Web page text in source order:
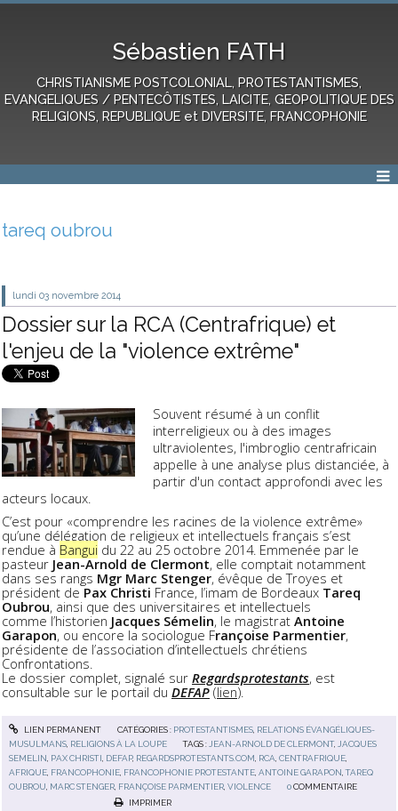
Sébastien FATH
CHRISTIANISME POSTCOLONIAL, PROTESTANTISMES,
EVANGELIQUES / PENTECÔTISTES, LAICITE, GEOPOLITIQUE DES
RELIGIONS, REPUBLIQUE et DIVERSITE, FRANCOPHONIE
tareq oubrou
lundi 03 novembre 2014
Dossier sur la RCA (Centrafrique) et
l'enjeu de la "violence extrême"
Souvent résumé à un conflit
interreligieux ou à des images
ultraviolentes, l'imbroglio centrafricain
appelle à une analyse plus distanciée, à
partir d'un contact approfondi avec les
acteurs locaux.
C’est pour «comprendre les racines de la violence extrême»
qu’une délégation de religieux et intellectuels français s’est
rendue à Bangui du 22 au 25 octobre 2014. Emmenée par le
pasteur Jean-Arnold de Clermont, elle comptait notamment
dans ses rangs Mgr Marc Stenger, évêque de Troyes et
président de Pax Christi France, l’imam de Bordeaux Tareq
Oubrou, ainsi que des universitaires et intellectuels
comme l’historien Jacques Sémelin, le magistrat Antoine
Garapon, ou encore la sociologue Françoise Parmentier,
présidente de l’association d’intellectuels chrétiens
Confrontations.
Le dossier complet, signalé sur Regardsprotestants, est
consultable sur le portail du DEFAP (lien).
LIEN PERMANENT CATÉGORIES : PROTESTANTISMES, RELATIONS ÉVANGÉLIQUES-
MUSULMANS RELIGIONS À LA LOUPE TAGS : JEAN-ARNOLD DE CLERMONT, JACQUES
SEMELIN PAX CHRISTI DEFAP, REGARDSPROTESTANTS.COM RCA ,CENTRAFRIQUE
AFRIQUE FRANCOPHONIE FRANCOPHONIE PROTESTANTE ,ANTOINE GARAPON ,TAREQ
OUBROU MARC STENGER FRANÇOISE PARMENTIER ,VIOLENCE 0 COMMENTAIRE
IMPRIMER